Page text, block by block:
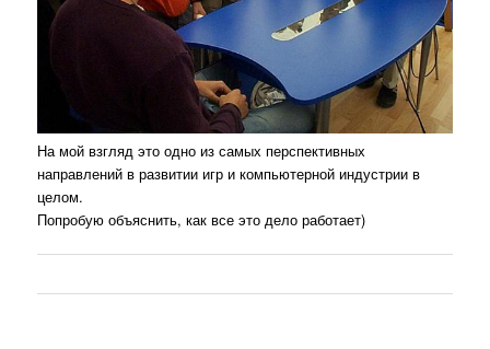
На мой взгляд это одно из самых перспективных
направлений в развитии игр и компьютерной индустрии в
целом.
Попробую объяснить, как все это дело работает)